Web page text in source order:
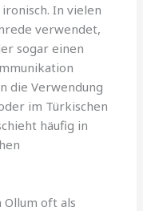
In vielen
verwendet,
sogar einen
die Verwendung
im Türkischen
häufig in
Ollum oft als